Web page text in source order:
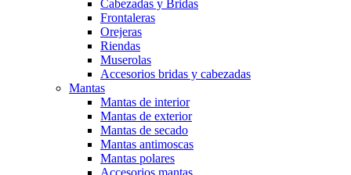
Cabezadas y Bridas
Frontaleras
Orejeras
Riendas
Muserolas
Accesorios bridas y cabezadas
Mantas
Mantas de interior
Mantas de exterior
Mantas de secado
Mantas antimoscas
Mantas polares
Accesorios mantas